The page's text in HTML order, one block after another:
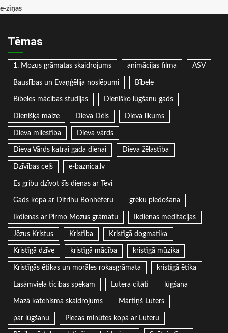
e-ziņas
Tēmas
1. Mozus grāmatas skaidrojums animācijas filma ASV
Bauslības un Evaņģēlija noslēpumi Bībele
Bībeles mācības studijas Dienišķo lūgšanu gads
Dienišķā maize Dieva Dēls Dieva likums
Dieva mīlestība Dieva vārds
Dieva Vārds katrai gada dienai Dieva žēlastība
Dzīvības ceļš e-baznica.lv
Es gribu dzīvot šīs dienas ar Tevi
Gads kopa ar Dītrihu Bonhēferu grēku piedošana
Ikdienas ar Pirmo Mozus grāmatu Ikdienas meditācijas
Jēzus Kristus Kristība Kristīgā dogmatika
Kristīgā dzīve kristīgā mācība kristīgā mūzika
Kristīgās ētikas un morāles rokasgrāmata kristīgā ētika
Lasāmviela ticības spēkam Lutera citāti lūgšana
Mazā katehisma skaidrojums Mārtiņš Luters
par lūgšanu Piecas minūtes kopā ar Luteru